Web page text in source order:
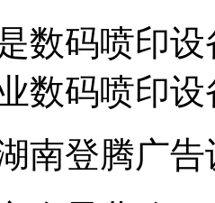
数码喷印
数码喷印
南登腾广